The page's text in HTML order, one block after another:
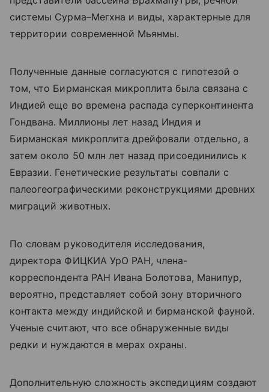
системы Сурма–Мегхна и виды, характерные для
территории современной Мьянмы.
Полученные данные согласуются с гипотезой о
том, что Бирманская микроплита была связана с
Индией еще во времена распада суперконтинента
Гондвана. Миллионы лет назад Индия и
Бирманская микроплита дрейфовали отдельно, а
затем около 50 млн лет назад присоединились к
Евразии. Генетические результаты совпали с
палеогеографическими реконструкциями древних
миграций животных.
По словам руководителя исследования,
директора ФИЦКИА УрО РАН, члена-
корреспондента РАН Ивана Болотова, Манипур,
вероятно, представляет собой зону вторичного
контакта между индийской и бирманской фауной.
Ученые считают, что все обнаруженные виды
редки и нуждаются в мерах охраны.
Дополнительную сложность экспедициям создают